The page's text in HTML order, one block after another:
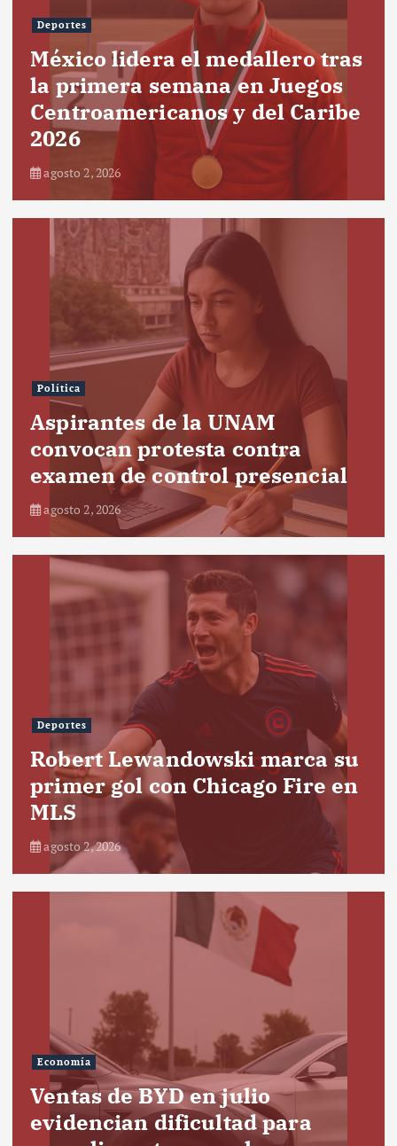
Deportes
México lidera el medallero tras
la primera semana en Juegos
Centroamericanos y del Caribe
2026
agosto 2, 2026
Política
Aspirantes de la UNAM
convocan protesta contra
examen de control presencial
agosto 2, 2026
Deportes
Robert Lewandowski marca su
primer gol con Chicago Fire en
MLS
agosto 2, 2026
Economía
Ventas de BYD en julio
evidencian dificultad para